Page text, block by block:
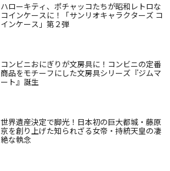
ハローキティ、ポチャッコたちが昭和レトロな
コインケースに！「サンリオキャラクターズ コ
インケース」第２弾
コンビニおにぎりが文房具に！コンビニの定番
商品をモチーフにした文房具シリーズ『ジムマ
ート』誕生
世界遺産決定で脚光！日本初の巨大都城・藤原
京を創り上げた知られざる女帝・持統天皇の凄
絶な執念